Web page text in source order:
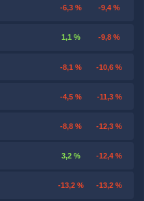
-6,3 % -9,4 %
1,1 % -9,8 %
-8,1 % -10,6 %
-4,5 % -11,3 %
-8,8 % -12,3 %
3,2 % -12,4 %
-13,2 % -13,2 %